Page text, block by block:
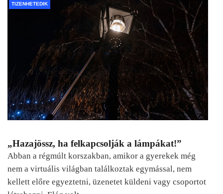
TIZENHETEDIK
„Hazajössz, ha felkapcsolják a lámpákat!”
Abban a régmúlt korszakban, amikor a gyerekek még
nem a virtuális világban találkoztak egymással, nem
kellett előre egyeztetni, üzenetet küldeni vagy csoportot